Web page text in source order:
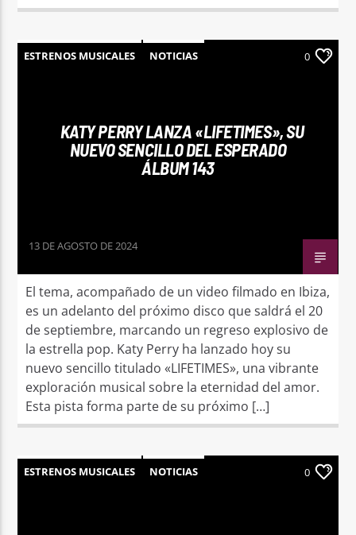
ESTRENOS MUSICALES NOTICIAS 0
KATY PERRY LANZA «LIFETIMES», SU
NUEVO SENCILLO DEL ESPERADO
ÁLBUM 143
13 DE AGOSTO DE 2024
El tema, acompañado de un video filmado en Ibiza,
es un adelanto del próximo disco que saldrá el 20
de septiembre, marcando un regreso explosivo de
la estrella pop. Katy Perry ha lanzado hoy su
nuevo sencillo titulado «LIFETIMES», una vibrante
exploración musical sobre la eternidad del amor.
Esta pista forma parte de su próximo […]
ESTRENOS MUSICALES NOTICIAS 0